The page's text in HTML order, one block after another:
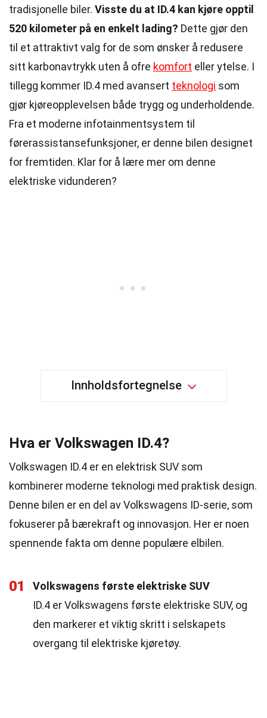
tradisjonelle biler. Visste du at ID.4 kan kjøre opptil
520 kilometer på en enkelt lading? Dette gjør den
til et attraktivt valg for de som ønsker å redusere
sitt karbonavtrykk uten å ofre komfort eller ytelse. I
tillegg kommer ID.4 med avansert teknologi som
gjør kjøreopplevelsen både trygg og underholdende.
Fra et moderne infotainmentsystem til
førerassistansefunksjoner, er denne bilen designet
for fremtiden. Klar for å lære mer om denne
elektriske vidunderen?
Innholdsfortegnelse
Hva er Volkswagen ID.4?
Volkswagen ID.4 er en elektrisk SUV som
kombinerer moderne teknologi med praktisk design.
Denne bilen er en del av Volkswagens ID-serie, som
fokuserer på bærekraft og innovasjon. Her er noen
spennende fakta om denne populære elbilen.
01
Volkswagens første elektriske SUV
ID.4 er Volkswagens første elektriske SUV, og
den markerer et viktig skritt i selskapets
overgang til elektriske kjøretøy.